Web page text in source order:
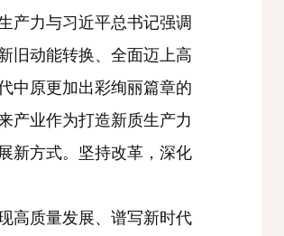
产力与习近平总书记强调
旧动能转换、全面迈上高
中原更加出彩绚丽篇章的
产业作为打造新质生产力
新方式。坚持改革，深化
高质量发展、谱写新时代